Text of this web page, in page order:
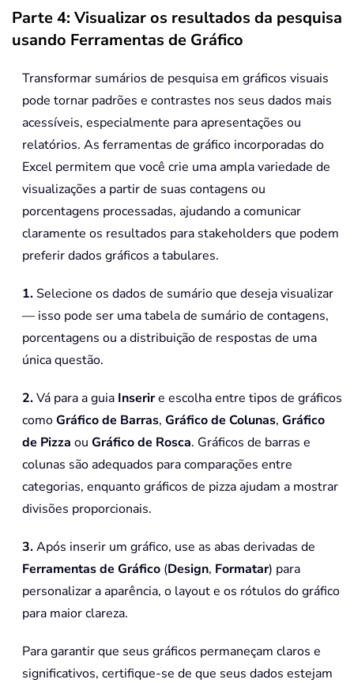
Parte 4: Visualizar os resultados da pesquisa
usando Ferramentas de Gráfico
Transformar sumários de pesquisa em gráficos visuais
pode tornar padrões e contrastes nos seus dados mais
acessíveis, especialmente para apresentações ou
relatórios. As ferramentas de gráfico incorporadas do
Excel permitem que você crie uma ampla variedade de
visualizações a partir de suas contagens ou
porcentagens processadas, ajudando a comunicar
claramente os resultados para stakeholders que podem
preferir dados gráficos a tabulares.
1. Selecione os dados de sumário que deseja visualizar
— isso pode ser uma tabela de sumário de contagens,
porcentagens ou a distribuição de respostas de uma
única questão.
2.Vá para a guia Inserire escolha entre tipos de gráficos
comoGráfico de Barras, Gráfico de Colunas, Gráfico
de Pizza ou Gráfico de Rosca. Gráficos de barras e
colunas são adequados para comparações entre
categorias, enquanto gráficos de pizza ajudam a mostrar
divisões proporcionais.
3.Após inserir um gráfico, use as abas derivadas de
Ferramentas de Gráfico (Design, Formatar) para
personalizar a aparência, o layout e os rótulos do gráfico
para maior clareza.
Para garantir que seus gráficos permaneçam claros e
significativos, certifique-se de que seus dados estejam